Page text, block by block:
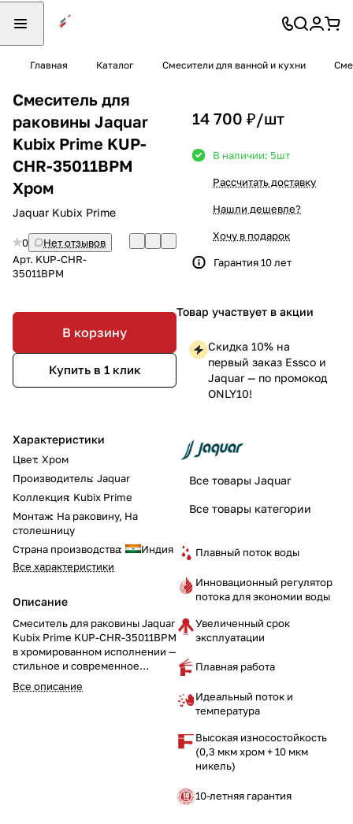
Главная Каталог Смесители для ванной и кухни
Смеситель для
раковины Jaquar
Kubix Prime KUP-
CHR-35011BPM
Хром
Jaquar Kubix Prime
0
Нет отзывов
Арт. KUP-CHR-
35011BPM
В корзину
Купить в 1 клик
Характеристики
Цвет: Хром
Производитель: Jaquar
Коллекция: Kubix Prime
Монтаж: На раковину, На
столешницу
Страна производства:
Индия
Все характеристики
Описание
Смеситель для раковины Jaquar
Kubix Prime KUP-CHR-35011BPM
в хромированном исполнении —
стильное и современное
решение для вашей ванной
комнаты. Однорычажное
Все описание
14 700 ₽/шт
В наличии: 5шт
Рассчитать доставку
Нашли дешевле?
Хочу в подарок
Гарантия 10 лет
Товар участвует в акции
Скидка 10% на
первый заказ Essco и
Jaquar — по промокод
ONLY10!
Все товары Jaquar
Все товары категории
Плавный поток воды
Инновационный регулятор
потока для экономии воды
Увеличенный срок
эксплуатации
Плавная работа
Идеальный поток и
температура
Высокая износостойкость
(0,3 мкм хром + 10 мкм
никель)
10-летняя гарантия